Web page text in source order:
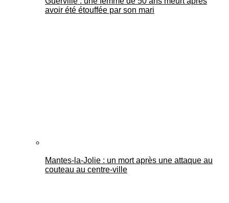
avoir été étouffée par son mari
Mantes-la-Jolie : un mort après une attaque au
couteau au centre-ville